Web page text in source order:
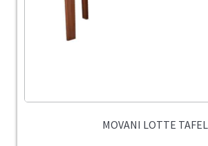
MOVANI LOTTE TAFEL